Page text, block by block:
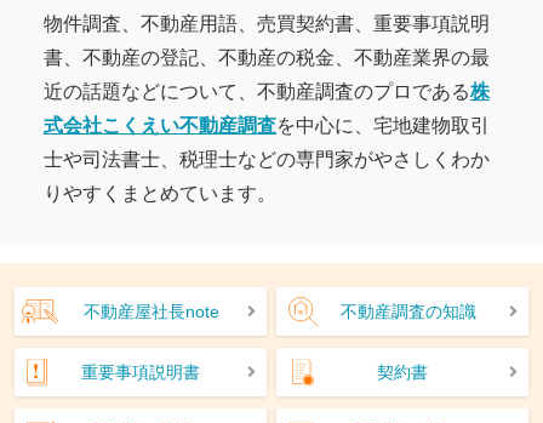
物件調査、不動産用語、売買契約書、重要事項説明
書、不動産の登記、不動産の税金、不動産業界の最
近の話題などについて、不動産調査のプロである株
式会社こくえい不動産調査を中心に、宅地建物取引
士や司法書士、税理士などの専門家がやさしくわか
りやすくまとめています。
不動産屋社長note 不動産調査の知識
重要事項説明書 契約書